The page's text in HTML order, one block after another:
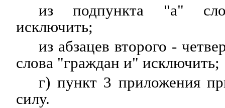
из подпункта "а"
исключить;
из абзацев второго -
слова "граждан и" исключить;
г) пункт 3 приложения
силу.